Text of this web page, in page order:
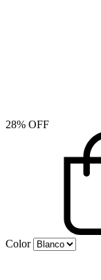
28% OFF
Color